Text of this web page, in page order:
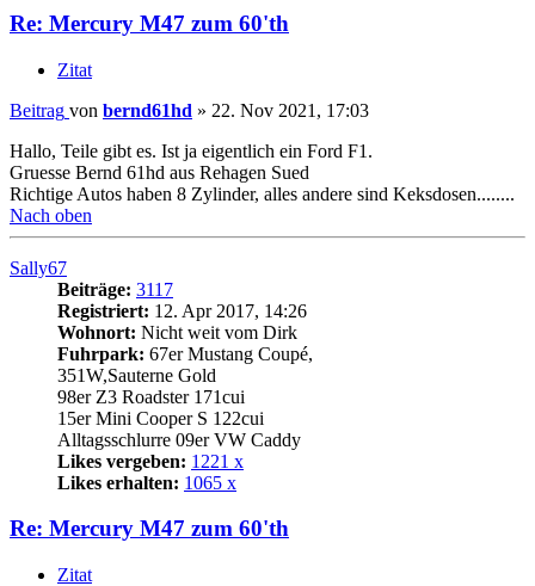
Re: Mercury M47 zum 60'th
Zitat
Beitrag von bernd61hd » 22. Nov 2021, 17:03
Hallo, Teile gibt es. Ist ja eigentlich ein Ford F1.
Gruesse Bernd 61hd aus Rehagen Sued
Richtige Autos haben 8 Zylinder, alles andere sind Keksdosen........
Nach oben
Sally67
Beiträge: 3117
Registriert: 12. Apr 2017, 14:26
Wohnort: Nicht weit vom Dirk
Fuhrpark: 67er Mustang Coupé,
351W,Sauterne Gold
98er Z3 Roadster 171cui
15er Mini Cooper S 122cui
Alltagsschlurre 09er VW Caddy
Likes vergeben: 1221 x
Likes erhalten: 1065 x
Re: Mercury M47 zum 60'th
Zitat